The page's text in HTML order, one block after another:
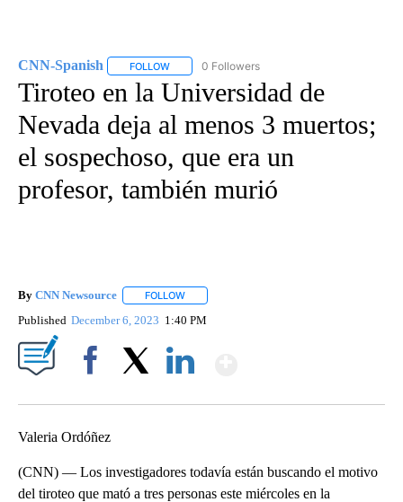
CNN-Spanish FOLLOW FOLLOW "CNN-SPANISH" TO RECEIVE
0 Followers
Tiroteo en la Universidad de
Nevada deja al menos 3 muertos;
el sospechoso, que era un
profesor, también murió
By CNN Newsource FOLLOW
Published December 6, 2023 1:40 PM
Valeria Ordóñez
(CNN) — Los investigadores todavía están buscando el motivo
del tiroteo que mató a tres personas este miércoles en la